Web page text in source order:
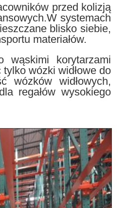
przed kolizją
systemach
blisko siebie,
materiałów.
wąskimi korytarzami
wózki widłowe do
wózków widłowych,
regałów wysokiego